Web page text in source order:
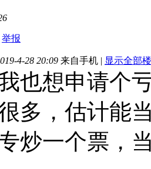
举报
4-28 20:09 来自手机 | 显示全部
也想申请个
多，估计能
炒一个票，